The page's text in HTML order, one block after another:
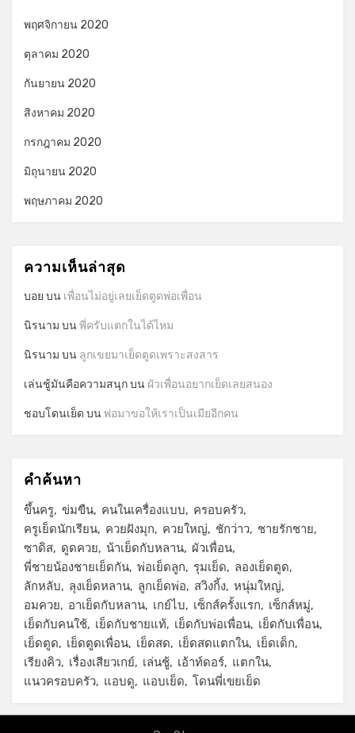
พฤศจิกายน 2020
ตุลาคม 2020
กันยายน 2020
สิงหาคม 2020
กรกฎาคม 2020
มิถุนายน 2020
พฤษภาคม 2020
ความเห็นล่าสุด
บอย บน เพื่อนไม่อยู่เลยเย็ดตูดพ่อเพื่อน
นิรนาม บนพี่ครับแตกในได้ไหม
นิรนาม บน ลูกเขยมาเย็ดตูดเพราะสงสาร
เล่นชู้มันคือความสนุกบน ผัวเพื่อนอยากเย็ดเลยสนอง
ชอบโดนเย็ด บนพ่อมาขอให้เราเป็นเมียอีกคน
คำค้นหา
ขึ้นครู ข่มขืน คนในเครื่องแบบ
ครอบครัว
ครูเย็ดนักเรียน
ควยฝังมุก ควยใหญ่ ชักว่าว
ชายรักชาย
ซาดิส
ดูดควย น้าเย็ดกับหลาน
ผัวเพื่อน
พี่ชายน้องชายเย็ดกัน พ่อเย็ดลูก รุมเย็ด
ลองเย็ดตูด
ลักหลับ
ลุงเย็ดหลาน ลูกเย็ดพ่อ สวิงกิ้ง หนุ่มใหญ่
อมควย
อาเย็ดกับหลาน เกย์ไบ เซ็กส์ครั้งแรก
เซ็กส์หมู่
เย็ดกับคนใช้
เย็ดกับชายแท้ เย็ดกับพ่อเพื่อน
เย็ดกับเพื่อน
เย็ดตูด
เย็ดตูดเพื่อน เย็ดสด เย็ดสดแตกใน
เย็ดเด็ก
เรียงคิว
เรื่องเสียวเกย์ เล่นชู้ เอ้าท์ดอร์
แตกใน
แนวครอบครัว
แอบดู แอบเย็ด โดนพี่เขยเย็ด